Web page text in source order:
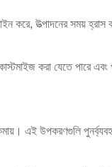
করে, উত্পাদনের সময়
করা যেতে পারে এবং
এই উপকরণগুলি